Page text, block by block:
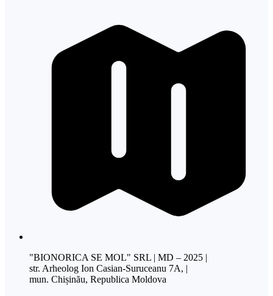
"BIONORICA SE MOL" SRL | MD – 2025 |
str. Arheolog Ion Casian-Suruceanu 7A, |
mun. Chișinău, Republica Moldova